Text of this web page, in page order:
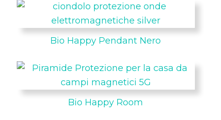
Bio Happy Pendant Nero
Bio Happy Room